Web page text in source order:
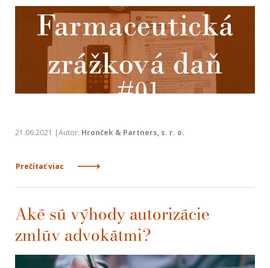
21.06.2021 |Autor: Hronček & Partners, s. r. o.
Prečítať viac
Aké sú výhody autorizácie
zmlúv advokátmi?